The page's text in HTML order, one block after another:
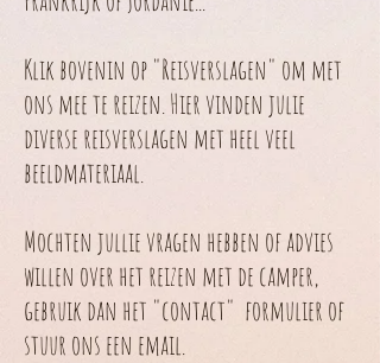
Klik bovenin op "Reisverslagen" om met
ons mee te reizen. Hier vinden julie
diverse reisverslagen met heel veel
beeldmateriaal.
Mochten jullie vragen hebben of advies
willen over het reizen met de camper,
gebruik dan het "contact" formulier of
stuur ons een email.